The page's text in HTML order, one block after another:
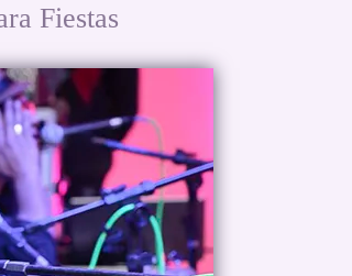
Fiestas